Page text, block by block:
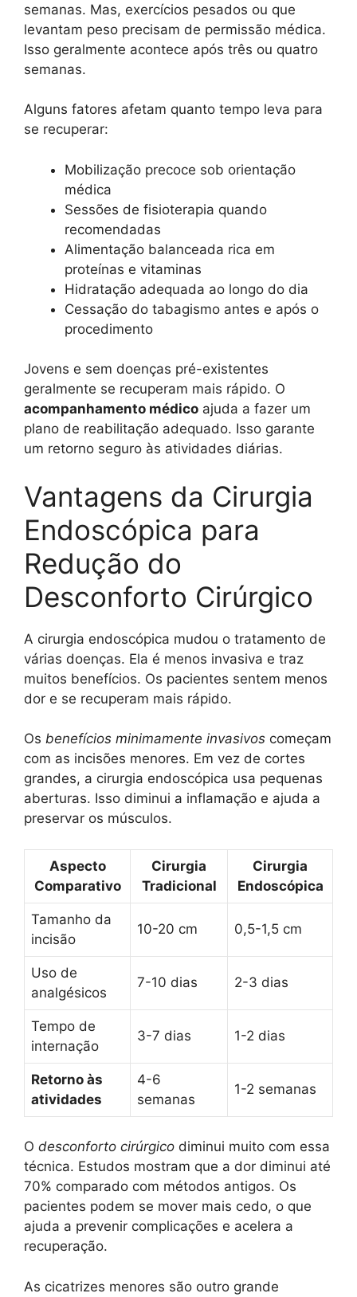
semanas. Mas, exercícios pesados ou que
levantam peso precisam de permissão médica.
Isso geralmente acontece após três ou quatro
semanas.
Alguns fatores afetam quanto tempo leva para
se recuperar:
Mobilização precoce sob orientação
médica
Sessões de fisioterapia quando
recomendadas
Alimentação balanceada rica em
proteínas e vitaminas
Hidratação adequada ao longo do dia
Cessação do tabagismo antes e após o
procedimento
Jovens e sem doenças pré-existentes
geralmente se recuperam mais rápido. O
acompanhamento médico ajuda a fazer um
plano de reabilitação adequado. Isso garante
um retorno seguro às atividades diárias.
Vantagens da Cirurgia
Endoscópica para
Redução do
Desconforto Cirúrgico
A cirurgia endoscópica mudou o tratamento de
várias doenças. Ela é menos invasiva e traz
muitos benefícios. Os pacientes sentem menos
dor e se recuperam mais rápido.
Os benefícios minimamente invasivos começam
com as incisões menores. Em vez de cortes
grandes, a cirurgia endoscópica usa pequenas
aberturas. Isso diminui a inflamação e ajuda a
preservar os músculos.
Aspecto
Comparativo
Cirurgia
Tradicional
Cirurgia
Endoscópica
Tamanho da
incisão
10-20 cm 0,5-1,5 cm
Uso de
analgésicos
7-10 dias 2-3 dias
Tempo de
internação
3-7 dias 1-2 dias
Retorno às
atividades
4-6
semanas
1-2 semanas
O desconforto cirúrgico diminui muito com essa
técnica. Estudos mostram que a dor diminui até
70% comparado com métodos antigos. Os
pacientes podem se mover mais cedo, o que
ajuda a prevenir complicações e acelera a
recuperação.
As cicatrizes menores são outro grande